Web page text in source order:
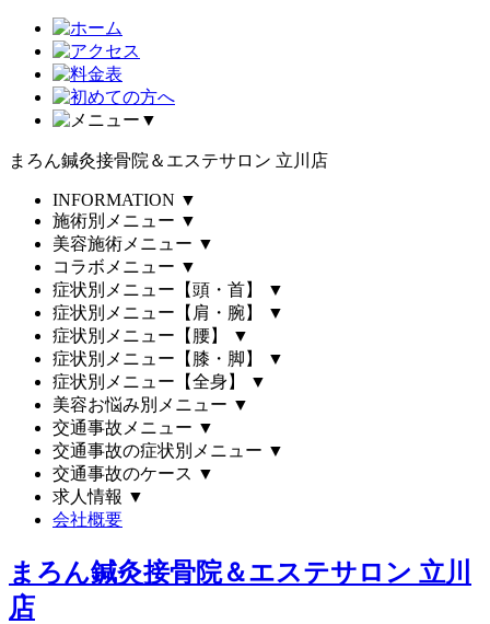
▼
まろん鍼灸接骨院＆エステサロン 立川店
INFORMATION ▼
施術別メニュー ▼
美容施術メニュー ▼
コラボメニュー ▼
症状別メニュー【頭・首】
▼
症状別メニュー【肩・腕】
▼
症状別メニュー【腰】
▼
症状別メニュー【膝・脚】
▼
症状別メニュー【全身】
▼
美容お悩み別メニュー ▼
交通事故メニュー ▼
交通事故の症状別メニュー ▼
交通事故のケース ▼
求人情報 ▼
会社概要
まろん鍼灸接骨院＆エステサロン 立川
店